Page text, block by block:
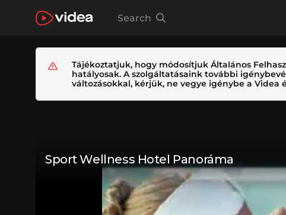
Search
Tájékoztatjuk, hogy módosítjuk Általános
hatályosak. A szolgáltatásaink további
változásokkal, kérjük, ne vegye igénybe a Videa